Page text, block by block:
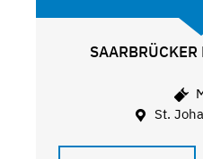
St.